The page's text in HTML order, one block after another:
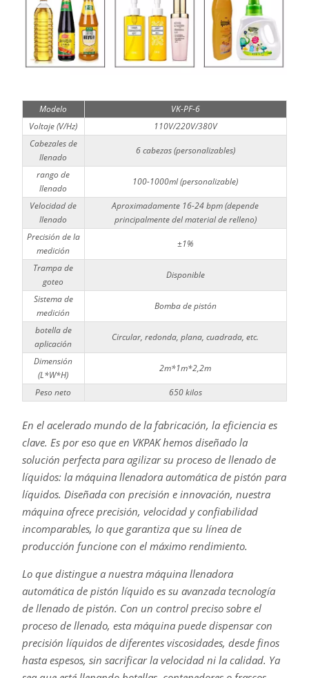
Modelo
VK-PF-6
Voltaje (V/Hz)
110V/220V/380V
Cabezales de
llenado
6 cabezas (personalizables)
rango de
llenado
100-1000ml (personalizable)
Velocidad de
llenado
Aproximadamente 16-24 bpm (depende
principalmente del material de relleno)
Precisión de la
medición
±1%
Trampa de
goteo
Disponible
Sistema de
medición
Bomba de pistón
botella de
aplicación
Circular, redonda, plana, cuadrada, etc.
Dimensión
(L*W*H)
2m*1m*2,2m
Peso neto 650 kilos
En el acelerado mundo de la fabricación, la eficiencia es
clave. Es por eso que en VKPAK hemos diseñado la
solución perfecta para agilizar su proceso de llenado de
líquidos: la máquina llenadora automática de pistón para
líquidos. Diseñada con precisión e innovación, nuestra
máquina ofrece precisión, velocidad y confiabilidad
incomparables, lo que garantiza que su línea de
producción funcione con el máximo rendimiento.
Lo que distingue a nuestra máquina llenadora
automática de pistón líquido es su avanzada tecnología
de llenado de pistón. Con un control preciso sobre el
proceso de llenado, esta máquina puede dispensar con
precisión líquidos de diferentes viscosidades, desde finos
hasta espesos, sin sacrificar la velocidad ni la calidad. Ya